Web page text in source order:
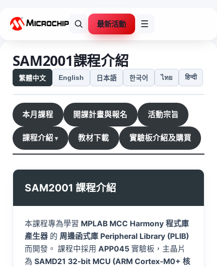
最新活動 ☰
SAM2001課程介紹
繁體中文 English 日本語 한국어 ไทย हिन्दी
本月課程 開課計畫與報名 活動宗旨
課程介紹 教材下載 實驗板介紹及購買
SAM2001 課程介紹
本課程專為學習 MPLAB MCC Harmony 程式庫
產生器的 周邊函式庫 Peripheral Library (PLIB)
而開發。 課程中採用 APP045實驗板，主晶片
為 SAMD21 32-bit MCU (ARM Cortex-M0+ 核